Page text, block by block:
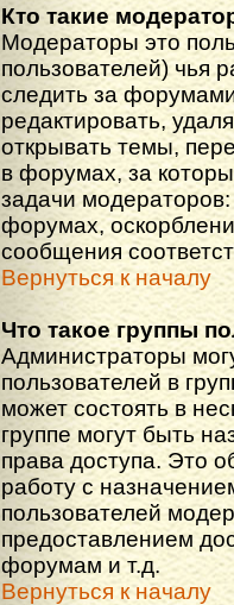
Кто такие
Модераторы это
пользователей) чья
следить за
редактировать,
открывать темы,
в форумах, за
задачи
форумах,
сообщения
Вернуться к началу
Что такое группы
Администраторы
пользователей в
может состоять в
группе могут быть
права доступа. Это
работу с
пользователей
предоставлением
форумам и т.д.
Вернуться к началу